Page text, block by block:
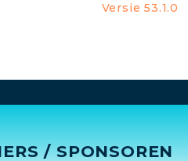
Versie 53.1.0
/ SPONSOREN